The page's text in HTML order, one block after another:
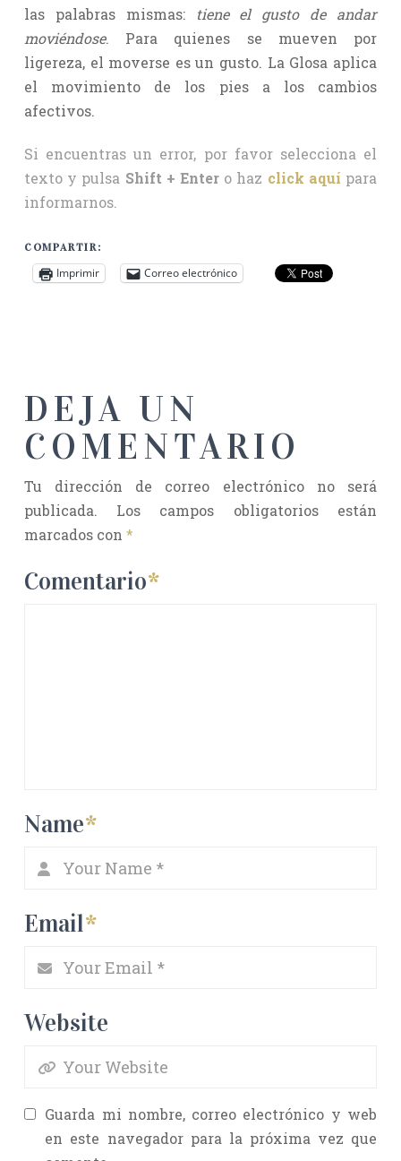
las palabras mismas:
tiene el gusto de andar
moviéndose. Para quienes se mueven por
ligereza, el moverse es un gusto. La Glosa aplica
el movimiento de los pies a los cambios
afectivos.
Si encuentras un error, por favor selecciona el
texto y pulsa Shift + Enter o haz click aquí para
informarnos.
COMPARTIR:
Imprimir Correo electrónico
DEJA UN
COMENTARIO
Tu dirección de correo electrónico no será
publicada.
Los campos obligatorios están
marcados con *
Comentario*
Name*
Email*
Website
Guarda mi nombre, correo electrónico y web
en este navegador para la próxima vez que